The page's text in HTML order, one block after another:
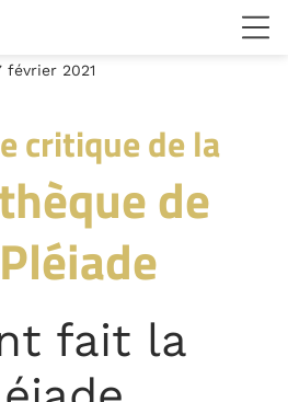
critique de la
de
février 2021
fait la